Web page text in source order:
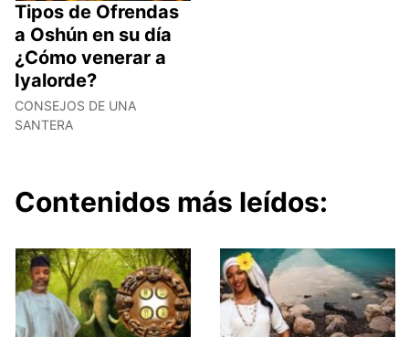
Tipos de Ofrendas
a Oshún en su día
¿Cómo venerar a
Iyalorde?
CONSEJOS DE UNA
SANTERA
Contenidos más leídos: